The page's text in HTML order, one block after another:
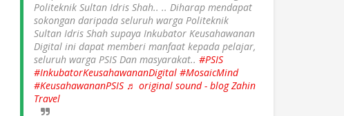
Politeknik Sultan Idris Shah.. .. Diharap mendapat
sokongan daripada seluruh warga Politeknik
Sultan Idris Shah supaya Inkubator Keusahawanan
Digital ini dapat memberi manfaat kepada pelajar,
seluruh warga PSIS Dan masyarakat..#PSIS
#InkubatorKeusahawananDigital #MosaicMind
#KeusahawananPSIS ♬ original sound - blog Zahin
Travel